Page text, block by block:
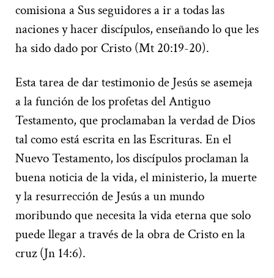
comisiona a Sus seguidores a ir a todas las
naciones y hacer discípulos, enseñando lo que les
ha sido dado por Cristo (Mt 20:19-20).
Esta tarea de dar testimonio de Jesús se asemeja
a la función de los profetas del Antiguo
Testamento, que proclamaban la verdad de Dios
tal como está escrita en las Escrituras. En el
Nuevo Testamento, los discípulos proclaman la
buena noticia de la vida, el ministerio, la muerte
y la resurrección de Jesús a un mundo
moribundo que necesita la vida eterna que solo
puede llegar a través de la obra de Cristo en la
cruz (Jn 14:6).